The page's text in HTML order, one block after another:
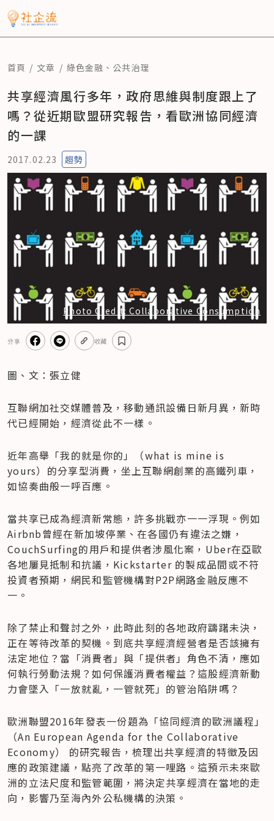
首頁 文章 綠色金融 、 公共治理
共享經濟風行多年，政府思維與制度跟上了
嗎？從近期歐盟研究報告，看歐洲協同經濟
的一課
2017.02.23 趨勢
Photo Credit: Collaborative Consumption
分享 收藏
圖、文：張立健
互聯網加社交媒體普及，移動通訊設備日新月異，新時
代已經開始，經濟從此不一樣。
近年高舉「我的就是你的」（what is mine is
yours）的分享型消費，坐上互聯網創業的高鐵列車，
如協奏曲般一呼百應。
當共享已成為經濟新常態，許多挑戰亦一一浮現。例如
Airbnb曾經在新加坡停業、在各國仍有違法之嫌，
CouchSurfing的用戶和提供者涉風化案，Uber在亞歐
各地屢見抵制和抗議，Kickstarter 的製成品間或不符
投資者預期，網民和監管機構對P2P網路金融反應不
一。
除了禁止和聲討之外，此時此刻的各地政府躊躇未決，
正在等待改革的契機。到底共享經濟經營者是否該擁有
法定地位？當「消費者」與「提供者」角色不清，應如
何執行勞動法規？如何保護消費者權益？這股經濟新動
力會墜入「一放就亂，一管就死」的管治陷阱嗎？
歐洲聯盟2016年發表一份題為「協同經濟的歐洲議程」
（An European Agenda for the Collaborative
Economy） 的研究報告，梳理出共享經濟的特徵及因
應的政策建議，點亮了改革的第一哩路。這預示未來歐
洲的立法尺度和監管範圍，將決定共享經濟在當地的走
向，影響乃至海內外公私機構的決策。